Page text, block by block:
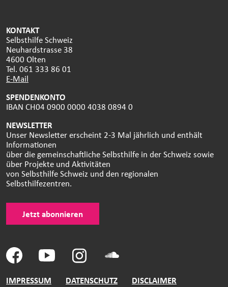
KONTAKT
Selbsthilfe Schweiz
Neuhardstrasse 38
4600 Olten
Tel. 061 333 86 01
E-Mail
SPENDENKONTO
IBAN CH04 0900 0000 4038 0894 0
NEWSLETTER
Unser Newsletter erscheint 2-3 Mal jährlich und enthält
Informationen
über die gemeinschaftliche Selbsthilfe in der Schweiz sowie
über Projekte und Aktivitäten
von Selbsthilfe Schweiz und den regionalen
Selbsthilfezentren.
Jetzt abonnieren
IMPRESSUM DATENSCHUTZ
DISCLAIMER